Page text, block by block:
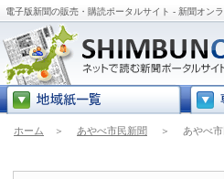
電子版新聞の販売・購読ポータルサイト - 新聞オン
ホーム ＞ あやべ市民新聞 ＞ あやべ